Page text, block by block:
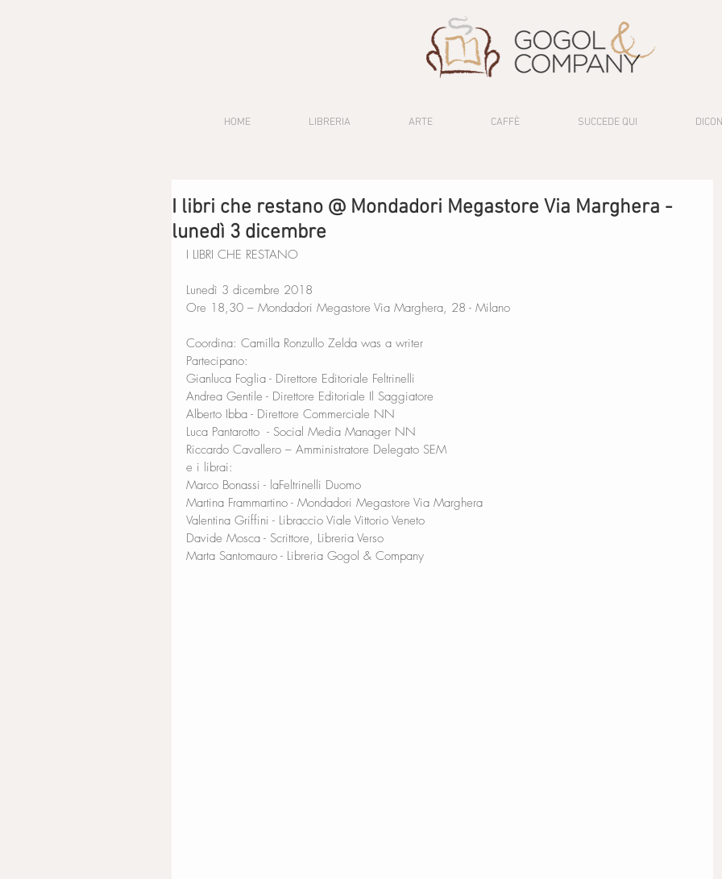
HOME LIBRERIA ARTE CAFFÈ SUCCEDE QUI
I libri che restano @ Mondadori Megastore Via Marghera -
lunedì 3 dicembre
I LIBRI CHE RESTANO
Lunedì 3 dicembre 2018
Ore 18,30 – Mondadori Megastore Via Marghera, 28 - Milano
Coordina: Camilla Ronzullo Zelda was a writer
Partecipano:
Gianluca Foglia - Direttore Editoriale Feltrinelli
Andrea Gentile - Direttore Editoriale Il Saggiatore
Alberto Ibba - Direttore Commerciale NN
Luca Pantarotto  - Social Media Manager NN
Riccardo Cavallero – Amministratore Delegato SEM
e i librai:
Marco Bonassi - laFeltrinelli Duomo
Martina Frammartino - Mondadori Megastore Via Marghera
Valentina Griffini - Libraccio Viale Vittorio Veneto
Davide Mosca - Scrittore, Libreria Verso
Marta Santomauro - Libreria Gogol & Company